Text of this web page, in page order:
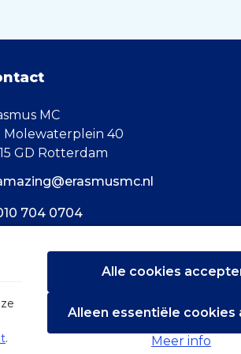
MC
Molewaterplein 40
GD Rotterdam
704 0704
.
Alle cookies
Alleen essentiële cookies
Meer info